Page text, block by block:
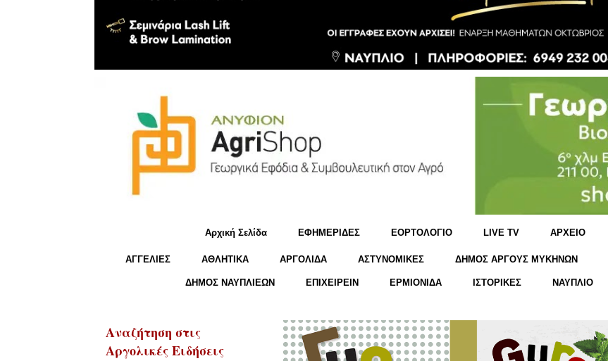
Αρχική Σελίδα ΕΦΗΜΕΡΙΔΕΣ ΕΟΡΤΟΛΟΓΙΟ LIVE TV ΑΡΧΕΙΟ
ΑΓΓΕΛΙΕΣ ΑΘΛΗΤΙΚΑ ΑΡΓΟΛΙΔΑ ΑΣΤΥΝΟΜΙΚΕΣ ΔΗΜΟΣ ΑΡΓΟΥΣ ΜΥΚΗΝΩΝ
ΔΗΜΟΣ ΝΑΥΠΛΙΕΩΝ ΕΠΙΧΕΙΡΕΙΝ ΕΡΜΙΟΝΙΔΑ ΙΣΤΟΡΙΚΕΣ ΝΑΥΠΛΙΟ
Αναζήτηση στις
Αργολικές Ειδήσεις